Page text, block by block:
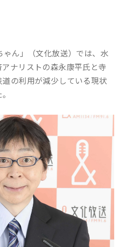
ん」（文化放送）では、水
ナリストの森永康平氏と寺
の利用が減少している現状